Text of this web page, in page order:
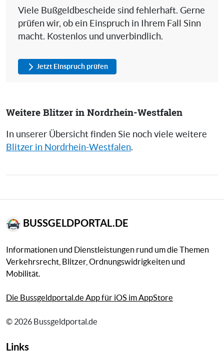
Viele Bußgeldbescheide sind fehlerhaft. Gerne
prüfen wir, ob ein Einspruch in Ihrem Fall Sinn
macht. Kostenlos und unverbindlich.
Jetzt Einspruch prüfen
Weitere Blitzer in Nordrhein-Westfalen
In unserer Übersicht finden Sie noch viele weitere
Blitzer in Nordrhein-Westfalen.
BUSSGELDPORTAL.DE
Informationen und Dienstleistungen rund um die Themen
Verkehrsrecht, Blitzer, Ordnungswidrigkeiten und
Mobilität.
Die Bussgeldportal.de App für iOS im AppStore
© 2026 Bussgeldportal.de
Links